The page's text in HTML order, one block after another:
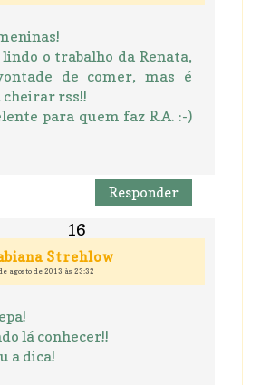
lindo o trabalho da Renata,
de comer, mas é
cheirar rss!!
para quem faz R.A. :-)
Responder
Strehlow
agosto de 2013 às 23:32
lá conhecer!!
a dica!